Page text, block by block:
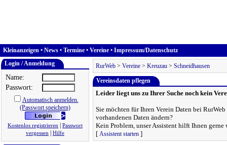
Kleinanzeigen • News • Termine • Vereine • Impressum/Datenschutz
Login / Anmeldung
Name:
Passwort:
Automatisch anmelden.
(Passwort speichern)
Kostenlos registrieren
Passwort
vergessen
Hilfe
RurWeb > Vereine > Kreuzau > Schneidhausen
Vereinsdaten pflegen
Leider liegt uns zu Ihrer Suche noch kein
Sie möchten für Ihren Verein Daten bei
vorhandenen Daten ändern?
Kein Problem, unser Assistent hilft Ihnen gerne
[ Assistent starten ]